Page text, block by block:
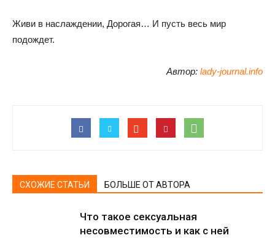
Живи в наслаждении, Дорогая… И пусть весь мир
подождет.
Автор: lady-journal.info
СХОЖИЕ СТАТЬИ БОЛЬШЕ ОТ АВТОРА
Что такое сексуальная
несовместимость и как с ней